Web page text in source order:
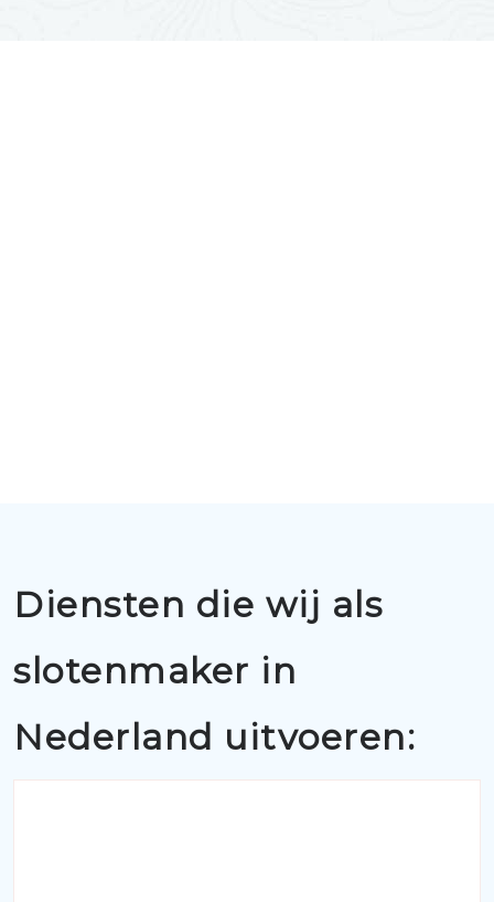
Diensten die wij als
slotenmaker in
Nederland uitvoeren: